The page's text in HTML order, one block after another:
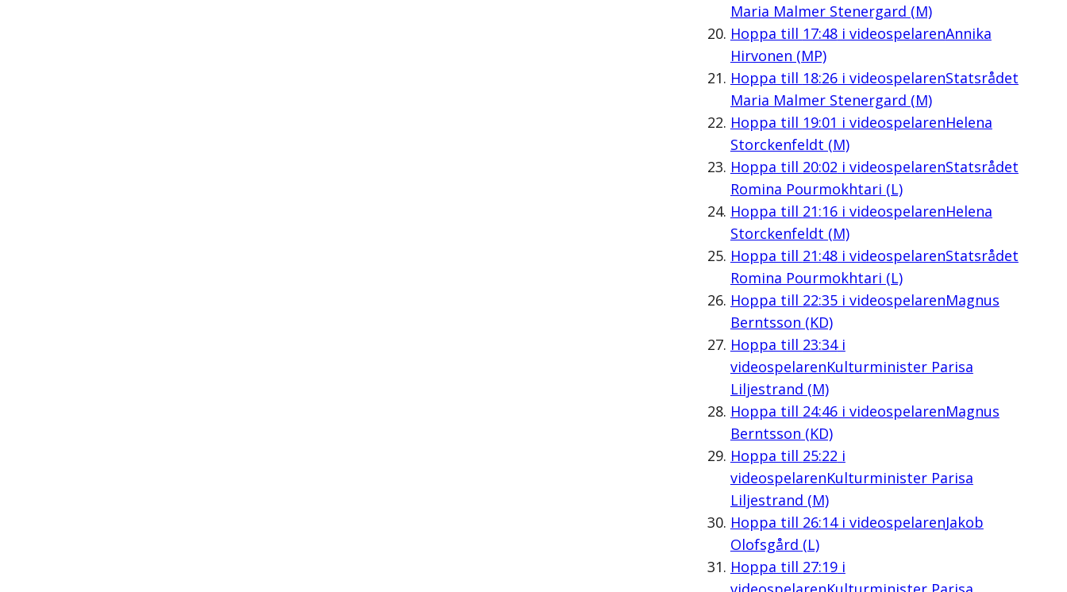
Maria Malmer Stenergard (M)
Hoppa till 17:48i videospelarenAnnika
Hirvonen (MP)
Hoppa till 18:26i videospelarenStatsrådet
Maria Malmer Stenergard (M)
Hoppa till 19:01 i videospelarenHelena
Storckenfeldt (M)
Hoppa till 20:02 i videospelarenStatsrådet
Romina Pourmokhtari (L)
Hoppa till 21:16i videospelarenHelena
Storckenfeldt (M)
Hoppa till 21:48i videospelarenStatsrådet
Romina Pourmokhtari (L)
Hoppa till 22:35i videospelarenMagnus
Berntsson (KD)
Hoppa till 23:34i
videospelarenKulturminister Parisa
Liljestrand (M)
Hoppa till 24:46i videospelarenMagnus
Berntsson (KD)
Hoppa till 25:22 i
videospelarenKulturminister Parisa
Liljestrand (M)
Hoppa till 26:14i videospelarenJakob
Olofsgård (L)
Hoppa till 27:19i